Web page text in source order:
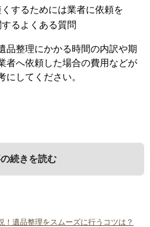
するためには業者に依頼を
るよくある質問
品整理にかかる時間の内訳や期
者へ依頼した場合の費用などが
にしてください。
続きを読む
て知っておきたい
を短くするために
！遺品整理をスムーズに行うコツは？